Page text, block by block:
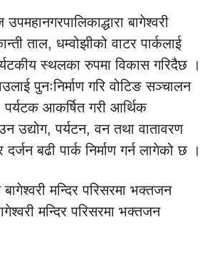
बागेश्वरी
ताल, धम्वोझीको वाटर पार्कलाई
स्थलका रुपमा विकास गरिदैछ ।
पुनःनिर्माण गरि वोटिङ सञ्चालन
आकर्षित गरी आर्थिक
उद्योग, पर्यटन, वन तथा वातावरण
बढी पार्क निर्माण गर्न लागेको छ ।
मन्दिर परिसरमा भक्तजन